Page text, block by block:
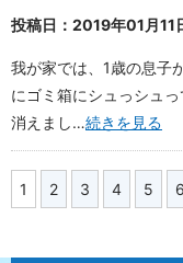
投稿日：2019年01月11
我が家では、1歳の息子
にゴミ箱にシュっシュ
消えまし…続きを見る
1 2 3 4 5 6